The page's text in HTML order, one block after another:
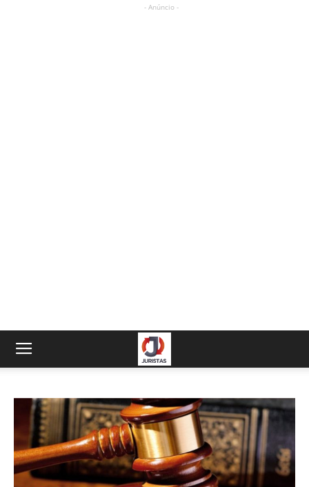
- Anúncio -